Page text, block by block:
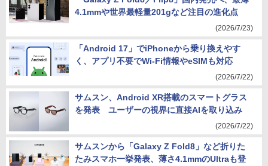
4.1mmや世界最軽量201gなど注目の進化点
(2026/7/23)
「Android 17」でiPhoneから乗り換えやす
く、アプリ不要でWi-Fi情報やeSIMも対応
(2026/7/22)
サムスン、Android XR搭載のスマートグラス
を発表 ユーザーの視界に直接AIを取り込み
(2026/7/22)
サムスンから「Galaxy Z Fold8」など折りた
たみスマホ一挙発表、薄さ4.1mmのUltraも登